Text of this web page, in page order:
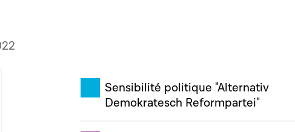
Sensibilité politique "Alternativ
Demokratesch Reformpartei"